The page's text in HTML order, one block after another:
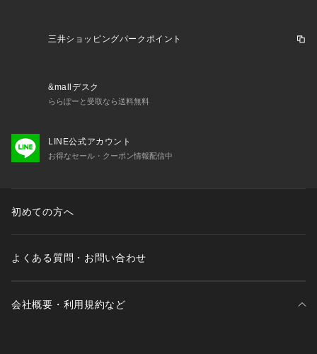
しにくく、美しいシルエットを演出します。
・ポケットなし
・ウエスト総ゴム
の着用をおすすめします。
若干製品と画像のカラーが異なる場合もございます。
三井ショッピングパークポイント
&mallデスク
ららぽーと受取なら送料無料
LINE公式アカウント
お得なセール・クーポン情報配信中
初めての方へ
よくある質問・お問い合わせ
会社概要・利用規約など